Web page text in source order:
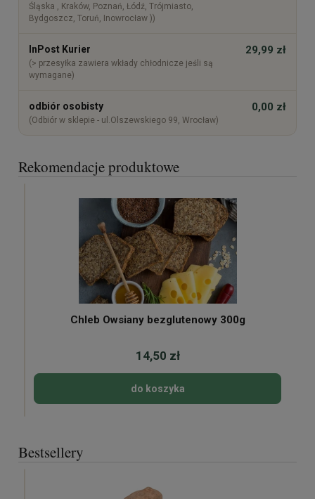
Śląska , Kraków, Poznań, Łódź, Trójmiasto,
Bydgoszcz, Toruń, Inowrocław ))
InPost Kurier
(> przesyłka zawiera wkłady chłodnicze jeśli są
wymagane)
29,99 zł
odbiór osobisty
(Odbiór w sklepie - ul.Olszewskiego 99, Wrocław)
0,00 zł
Rekomendacje produktowe
Chleb Owsiany bezglutenowy 300g
14,50 zł
do koszyka
Bestsellery